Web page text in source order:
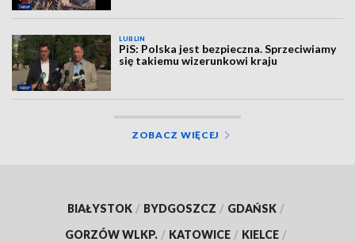
LUBLIN
PiS: Polska jest bezpieczna. Sprzeciwiamy
się takiemu wizerunkowi kraju
ZOBACZ WIĘCEJ
BIAŁYSTOK / BYDGOSZCZ / GDAŃSK /
GORZÓW WLKP. / KATOWICE / KIELCE /